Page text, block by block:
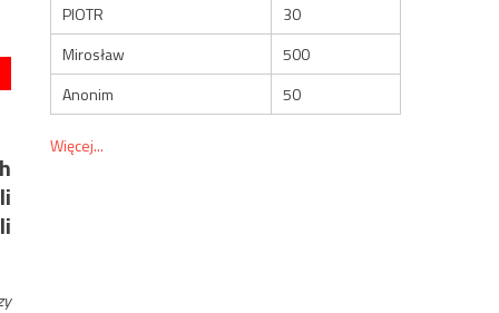
PIOTR
30
Mirosław
500
Anonim
50
Więcej...